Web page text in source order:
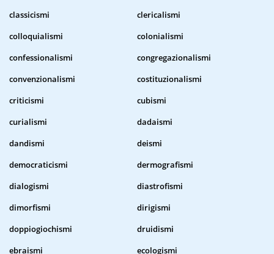
classicismi
clericalismi
colloquialismi
colonialismi
confessionalismi
congregazionalismi
convenzionalismi
costituzionalismi
criticismi
cubismi
curialismi
dadaismi
dandismi
deismi
democraticismi
dermografismi
dialogismi
diastrofismi
dimorfismi
dirigismi
doppiogiochismi
druidismi
ebraismi
ecologismi